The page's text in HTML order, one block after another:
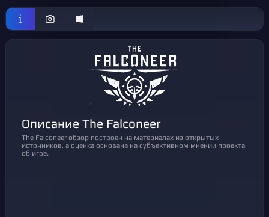
Описание The Falconeer
The Falconeer обзор построен на материалах из открытых
источников, а оценка основана на субъективном мнении проекта
об игре.